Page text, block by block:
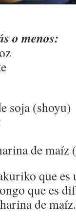
o menos:
soja (shoyu)
de
que es
que es
de maíz.